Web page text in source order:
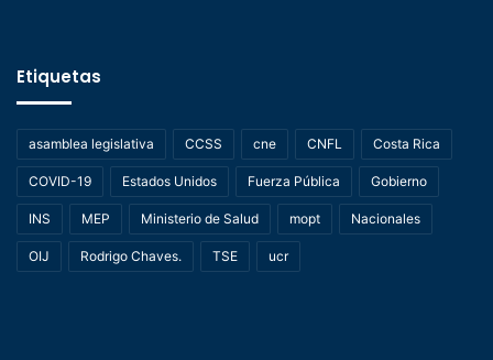
Etiquetas
asamblea legislativa CCSS cne CNFL Costa Rica
COVID-19 Estados Unidos Fuerza Pública Gobierno
INS MEP Ministerio de Salud mopt Nacionales
OIJ Rodrigo Chaves. TSE ucr